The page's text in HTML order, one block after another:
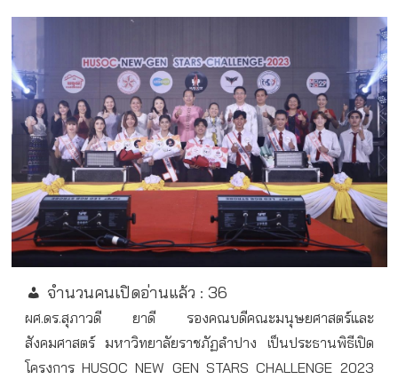
จำนวนคนเปิดอ่านแล้ว : 36
ผศ.ดร.สุภาวดี ยาดี รองคณบดีคณะมนุษยศาสตร์และ
สังคมศาสตร์ มหาวิทยาลัยราชภัฏลำปาง เป็นประธานพิธีเปิด
โครงการ HUSOC NEW GEN STARS CHALLENGE 2023